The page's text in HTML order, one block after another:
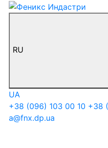
RU
UA
+38 (096) 103 00 10 +38
a@fnx.dp.ua